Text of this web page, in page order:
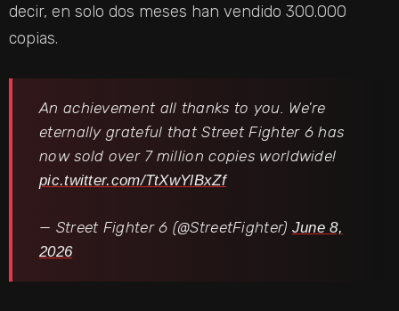
decir, en solo dos meses han vendido 300.000
copias.
An achievement all thanks to you. We're
eternally grateful that Street Fighter 6 has
now sold over 7 million copies worldwide!
pic.twitter.com/TtXwYlBxZf
— Street Fighter 6 (@StreetFighter) June 8,
2026